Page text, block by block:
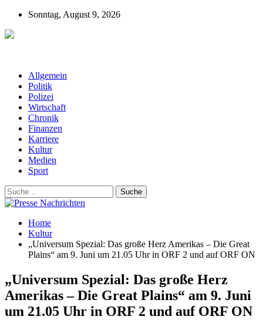
Sonntag, August 9, 2026
Allgemein
Politik
Polizei
Wirtschaft
Chronik
Finanzen
Karriere
Kultur
Medien
Sport
Home
Kultur
„Universum Spezial: Das große Herz Amerikas – Die Great
Plains“ am 9. Juni um 21.05 Uhr in ORF 2 und auf ORF ON
„Universum Spezial: Das große Herz
Amerikas – Die Great Plains“ am 9. Juni
um 21.05 Uhr in ORF 2 und auf ORF ON